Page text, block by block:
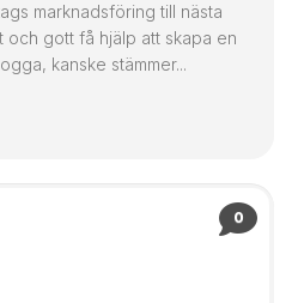
marknadsföring till nästa
och gott få hjälp att skapa en
kanske stämmer...
0